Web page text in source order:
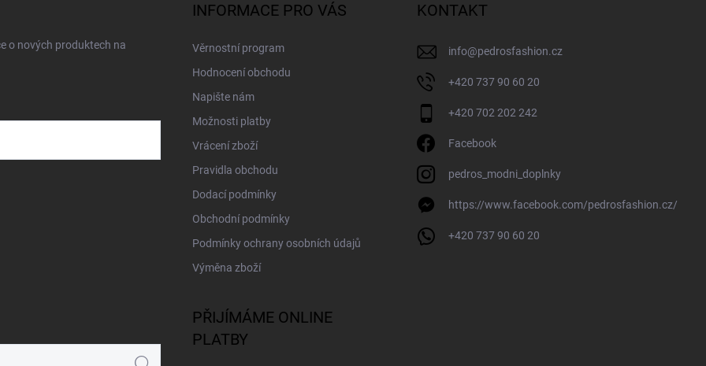
o nových produktech na
INFORMACE PRO VÁS
Věrnostní program
Hodnocení obchodu
Napište nám
Možnosti platby
Vrácení zboží
Pravidla obchodu
Dodací podmínky
Obchodní podmínky
Podmínky ochrany osobních údajů
Výměna zboží
KONTAKT
info@pedrosfashion.cz
+420 737 90 60 20
+420 702 202 242
Facebook
pedros_modni_doplnky
https://www.facebook.com/pedrosfashion.cz/
+420 737 90 60 20
PŘIJÍMÁME ONLINE
PLATBY